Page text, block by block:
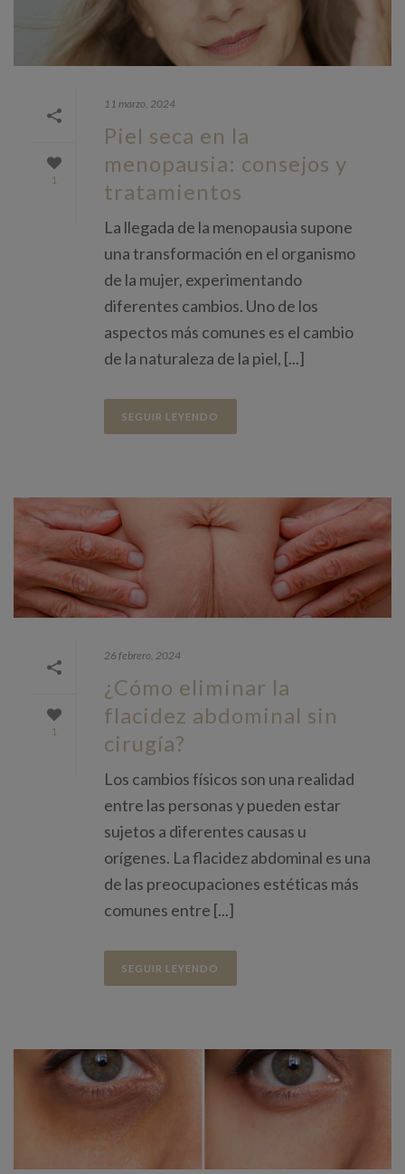
1
11 marzo, 2024
Piel seca en la
menopausia: consejos y
tratamientos
La llegada de la menopausia supone
una transformación en el organismo
de la mujer, experimentando
diferentes cambios. Uno de los
aspectos más comunes es el cambio
de la naturaleza de la piel, [...]
SEGUIR LEYENDO
1
26 febrero, 2024
¿Cómo eliminar la
flacidez abdominal sin
cirugía?
Los cambios físicos son una realidad
entre las personas y pueden estar
sujetos a diferentes causas u
orígenes. La flacidez abdominal es una
de las preocupaciones estéticas más
comunes entre [...]
SEGUIR LEYENDO